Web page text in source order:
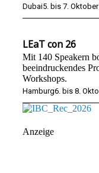
Dubai5. bis 7. Oktober
LEaT con 26
Mit 140 Speakern
beeindruckendes
Workshops.
Hamburg6. bis 8.
Anzeige